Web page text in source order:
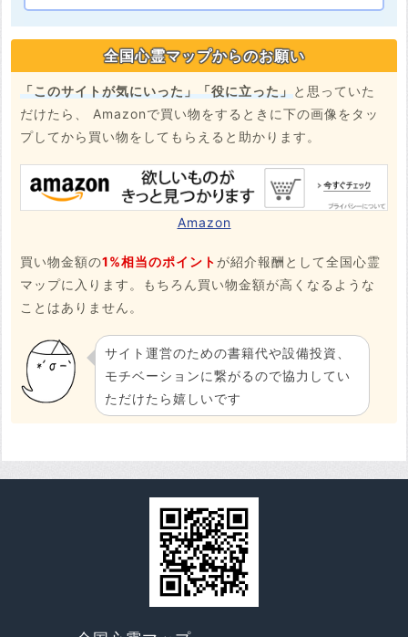
全国心霊マップからのお願い
「このサイトが気にいった」「役に立った」と思っていた
だけたら、 Amazonで買い物をするときに下の画像をタッ
プしてから買い物をしてもらえると助かります。
Amazon
買い物金額の1%相当のポイント が紹介報酬として全国心霊
マップに入ります。もちろん買い物金額が高くなるような
ことはありません。
サイト運営のための書籍代や設備投資、
モチベーションに繋がるので協力してい
ただけたら嬉しいです